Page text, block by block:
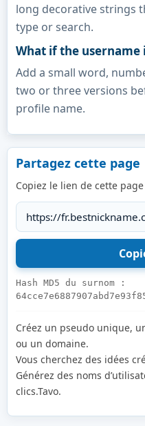
long decorative strings
type or search.
What if the username
Add a small word,
two or three versions
profile name.
Partagez cette page
Copiez le lien de cette
Hash MD5 du surnom :
Créez un pseudo unique,
ou un domaine.
Vous cherchez des idées
Générez des noms
clics.Tavo.